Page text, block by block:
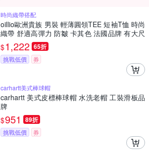
時尚織帶搭配
oillio歐洲貴族 男裝 輕薄圓領TEE 短袖T恤 時尚
織帶 舒適高彈力 防皺 卡其色 法國品牌 有大尺
碼
$1,222 65折
挑戰低價 券
carhartt美式棒球帽
carhartt 美式皮標棒球帽 水洗老帽 工裝滑板品
牌
$951 89折
挑戰低價 券